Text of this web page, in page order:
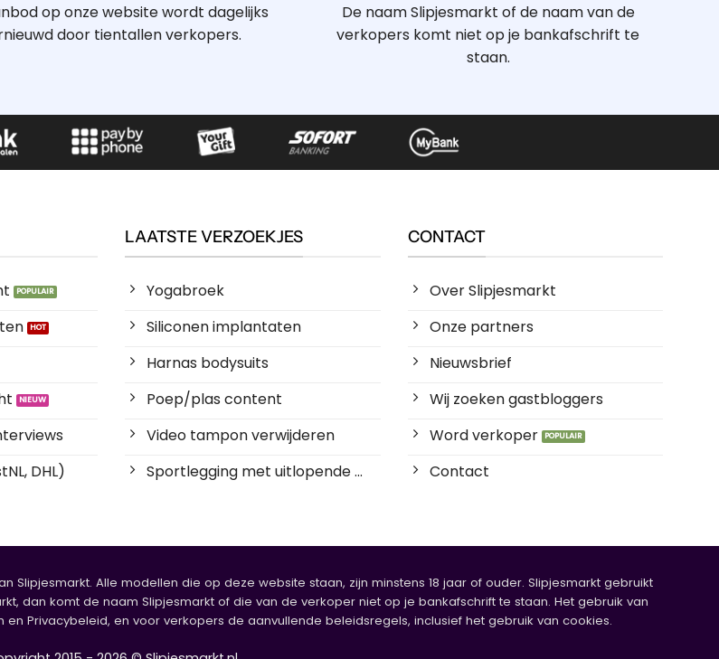
op onze website wordt dagelijks
door tientallen verkopers.
De naam Slipjesmarkt of de naam van de
verkopers komt niet op je bankafschrift te
staan.
DHL)
LAATSTE VERZOEKJES
Yogabroek
Siliconen implantaten
Harnas bodysuits
Poep/plas content
Video tampon verwijderen
Sportlegging met uitlopende ...
CONTACT
Over Slipjesmarkt
Onze partners
Nieuwsbrief
Wij zoeken gastbloggers
Word verkoper
Contact
Slipjesmarkt. Alle modellen die op deze website staan, zijn minstens 18 jaar of ouder. Slipjesmarkt gebruikt
dan komt de naam Slipjesmarkt of die van de verkoper niet op je bankafschrift te staan. Het gebruik van
Privacybeleid, en voor verkopers de aanvullende beleidsregels, inclusief het gebruik van cookies.